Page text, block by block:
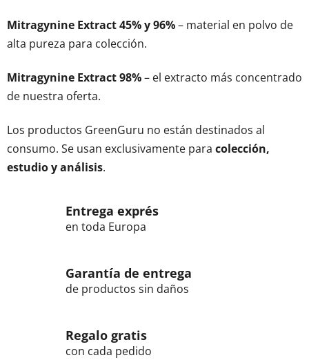
Mitragynine Extract 45% y 96%– material en polvo de
alta pureza para colección.
Mitragynine Extract 98%– el extracto más concentrado
de nuestra oferta.
Los productos GreenGuru no están destinados al
consumo. Se usan exclusivamente para colección,
estudio y análisis.
Entrega exprés
en toda Europa
Garantía de entrega
de productos sin daños
Regalo gratis
con cada pedido